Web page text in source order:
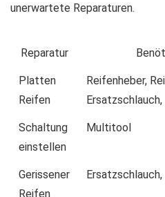
unerwartete Reparaturen.
Reparatur
Platten
Reifen
Reifenheber,
Schaltung
einstellen
Multitool
Gerissener
Reifen